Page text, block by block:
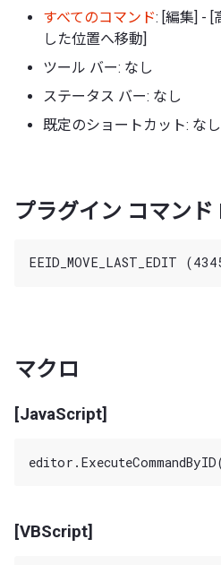
すべてのコマンド: [編集] - [
した位置へ移動]
ツール バー: なし
ステータス バー: なし
既定のショートカット: なし
プラグイン コマンド
マクロ
[JavaScript]
[VBScript]